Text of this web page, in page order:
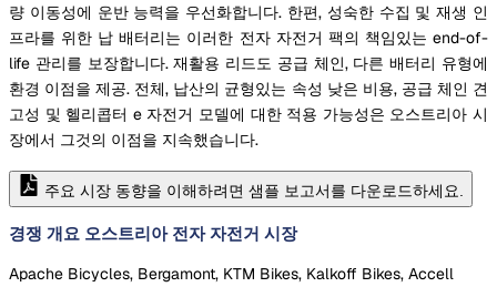
량 이동성에 운반 능력을 우선화합니다. 한편, 성숙한 수집 및 재생 인
프라를 위한 납 배터리는 이러한 전자 자전거 팩의 책임있는 end-of-
life 관리를 보장합니다. 재활용 리드도 공급 체인, 다른 배터리 유형에
환경 이점을 제공. 전체, 납산의 균형있는 속성 낮은 비용, 공급 체인 견
고성 및 헬리콥터 e 자전거 모델에 대한 적용 가능성은 오스트리아 시
장에서 그것의 이점을 지속했습니다.
주요 시장 동향을 이해하려면 샘플 보고서를 다운로드하세요.
경쟁 개요 오스트리아 전자 자전거 시장
Apache Bicycles, Bergamont, KTM Bikes, Kalkoff Bikes, Accell